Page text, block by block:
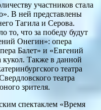
участников стала
В ней представлены
Тагила и Серова.
то, что за победу будут
Онегин»: опера
Балет» и «Евгений
кукол. Также в данной
театра
театра
зрителя.
спектаклем «Время